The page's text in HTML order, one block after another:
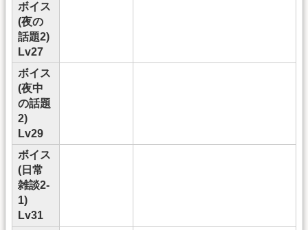
ボイス
(夜の
話題2)
Lv27
ボイス
(夜中
の話題
2)
Lv29
ボイス
(日常
雑談2-
1)
Lv31